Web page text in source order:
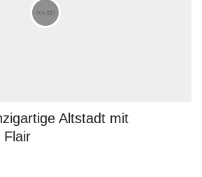
Altstadt mit
Flair